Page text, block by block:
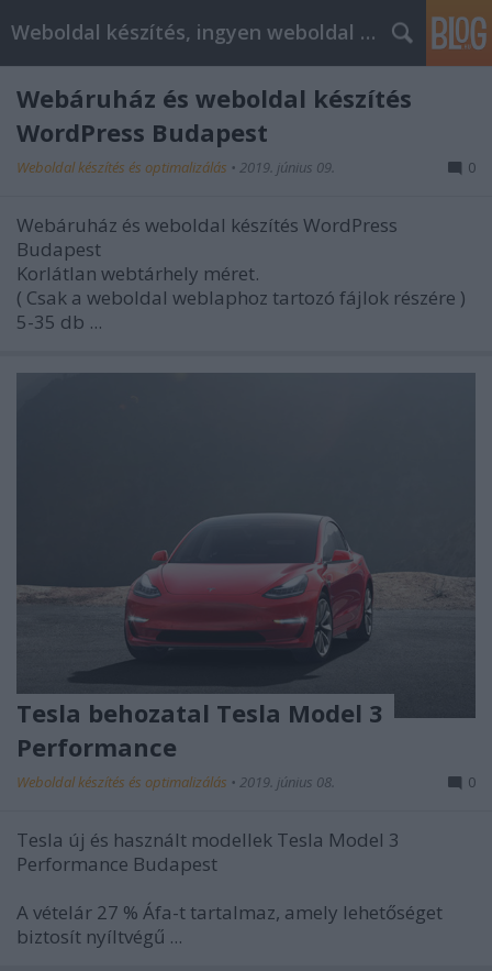
Weboldal készítés, ingyen weboldal készítés
Webáruház és weboldal készítés
WordPress Budapest
Weboldal készítés és optimalizálás • 2019. június 09. 0
Webáruház és weboldal készítés WordPress
Budapest
Korlátlan webtárhely méret.
( Csak a weboldal weblaphoz tartozó fájlok részére )
5-35 db ...
Tesla behozatal Tesla Model 3
Performance
Weboldal készítés és optimalizálás • 2019. június 08. 0
Tesla új és használt modellek Tesla Model 3
Performance Budapest
A vételár 27 % Áfa-t tartalmaz, amely lehetőséget
biztosít nyíltvégű ...